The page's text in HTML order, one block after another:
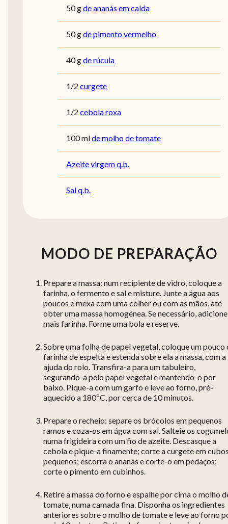
50gde ananás em calda
50gde pimento vermelho
40gde rúcula
1/2 curgete
1/2 cebola roxa
100mlde molho de tomate
Azeite virgem q.b.
Sal q.b.
MODO DE PREPARAÇÃO
Prepare a massa: num recipiente de vidro, coloque a
farinha, o fermento e sal e misture. Junte a água aos
poucos e mexa com uma colher ou com as mãos, até
obter uma massa homogénea. Se necessário, adicione
mais farinha. Forme uma bola e reserve.
Sobre uma folha de papel vegetal, coloque um pouco
farinha de espelta e estenda sobre ela a massa, com a
ajuda do rolo. Transfira-a para um tabuleiro,
segurando-a pelo papel vegetal e mantendo-o por
baixo. Pique-a com um garfo e leve ao forno, pré-
aquecido a 180ºC, por cerca de 10 minutos.
Prepare o recheio: separe os brócolos em pequenos
ramos e coza-os em água com sal. Salteie os
numa frigideira com um fio de azeite. Descasque a
cebola e pique-a finamente; corte a curgete em
pequenos; escorra o ananás e corte-o em pedaços;
corte o pimento em cubinhos.
Retire a massa do forno e espalhe por cima o molho
tomate, numa camada fina. Disponha os ingredientes
anteriores sobre o molho de tomate e leve ao forno